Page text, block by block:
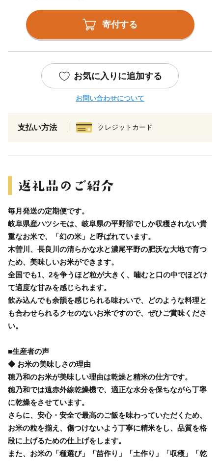
寄付する
お気に入りに追加する
お問い合わせについて
支払い方法 クレジットカード
毎月発送の定期便です。
岐阜県産ハツシモは、岐阜県の平野部でしか収穫されない貴
重なお米で、「幻の米」と呼ばれています。
木曽川、長良川の清らかな水と濃尾平野の肥沃な大地で育つ
ため、美味しいお米ができます。
全国でも1、2を争うほど粒が大きく、噛むと口の中でほどけ
て適度な甘みを感じられます。
飲み込んでも余韻を感じられる味わいで、どのような料理と
も合わせられるクセのないお米ですので、ぜひご賞味くださ
い。
■生産者の声
◆ お米の美味しさの理由
穂乃和のお米が美味しい理由は乾燥と精米の仕方です。
穂乃和では遠赤外線乾燥機で、適正な水分を保ちながら丁寧
に乾燥をさせています。
さらに、安心・安全で最高のご飯を味わっていただくため、
お米の粒を揃え、傷つけないよう丁寧に精米をし、品質を格
段に上げるための仕上げをします。
また、お米の「種選び」「苗作り」「土作り」「収穫」「乾